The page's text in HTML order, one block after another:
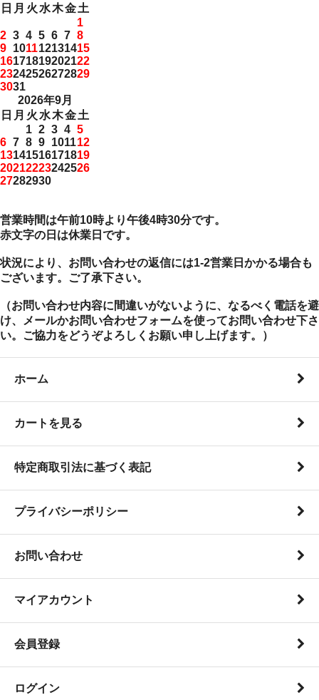
日 月 火 水木金土
1
2 3 4 5 6 7 8
9 101112131415
16171819202122
23242526272829
3031
2026年9月
日 月 火 水木金土
1 2 3 4 5
6 7 8 9 101112
13141516171819
20212223242526
27282930
営業時間は午前10時より午後4時30分です。
赤文字の日は休業日です。
状況により、お問い合わせの返信には1-2営業日かかる場合も
ございます。ご了承下さい。
（お問い合わせ内容に間違いがないように、なるべく電話を避
け、メールかお問い合わせフォームを使ってお問い合わせ下さ
い。ご協力をどうぞよろしくお願い申し上げます。）
ホーム
カートを見る
特定商取引法に基づく表記
プライバシーポリシー
お問い合わせ
マイアカウント
会員登録
ログイン